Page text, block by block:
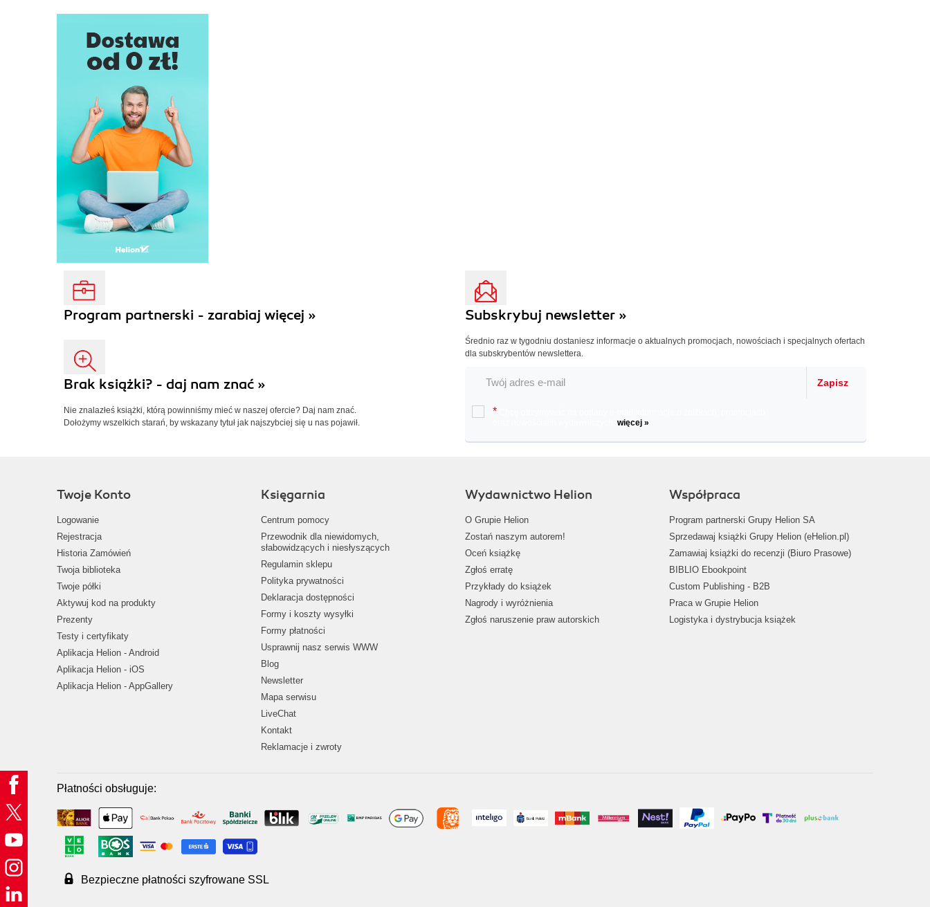
Program partnerski - zarabiaj więcej »
Brak książki? - daj nam znać »
Nie znalazłeś książki, którą powinniśmy mieć w naszej ofercie? Daj nam znać.
Dołożymy wszelkich starań, by wskazany tytuł jak najszybciej się u nas pojawił.
Subskrybuj newsletter »
Średnio raz w tygodniu dostaniesz informacje o aktualnych promocjach, nowościach i specjalnych ofertach
dla subskrybentów newslettera.
Zapisz
*
więcej »
Twoje Konto
Logowanie
Rejestracja
Historia Zamówień
Twoja biblioteka
Twoje półki
Aktywuj kod na produkty
Prezenty
Testy i certyfikaty
Aplikacja Helion - Android
Aplikacja Helion - iOS
Aplikacja Helion - AppGallery
Księgarnia
Centrum pomocy
Przewodnik dla niewidomych,
słabowidzących i niesłyszących
Regulamin sklepu
Polityka prywatności
Deklaracja dostępności
Formy i koszty wysyłki
Formy płatności
Usprawnij nasz serwis WWW
Blog
Newsletter
Mapa serwisu
LiveChat
Kontakt
Reklamacje i zwroty
Wydawnictwo Helion
O Grupie Helion
Zostań naszym autorem!
Oceń książkę
Zgłoś erratę
Przykłady do książek
Nagrody i wyróżnienia
Zgłoś naruszenie praw autorskich
Współpraca
Program partnerski Grupy Helion SA
Sprzedawaj książki Grupy Helion (eHelion.pl)
Zamawiaj książki do recenzji (Biuro Prasowe)
BIBLIO Ebookpoint
Custom Publishing - B2B
Praca w Grupie Helion
Logistyka i dystrybucja książek
Płatności obsługuje:
Bezpieczne płatności szyfrowane SSL